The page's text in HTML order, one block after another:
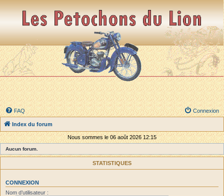
FAQ Connexion
Index du forum
Nous sommes le 06 août 2026 12:15
Aucun forum.
STATISTIQUES
CONNEXION
Nom d’utilisateur :